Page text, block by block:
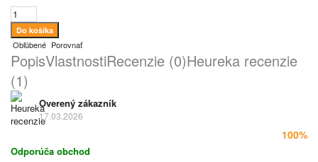
Obľúbené Porovnať
PopisVlastnostiRecenzie (0)Heureka recenzie
(1)
Overený zákazník
17.03.2026
100%
Odporúča obchod